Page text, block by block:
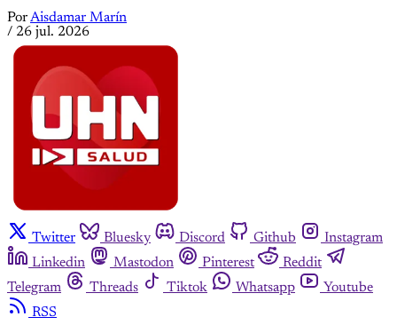
PorAisdamar Marín
/ 26 jul. 2026
Twitter Bluesky Discord Github
Instagram
Linkedin
Mastodon Pinterest
Reddit
Telegram
Threads Tiktok Whatsapp
Youtube
RSS